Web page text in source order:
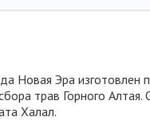
Новая Эра изготовлен
трав Горного Алтая.
Халал.